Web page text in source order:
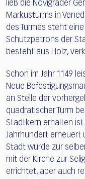
ließ die Novigrader
Markusturms in
des Turmes steht
Schutzpatrons der
besteht aus Holz,
Schon im Jahr 1149
Neue
an Stelle der
quadratischer Turm
Stadtkern erhalten
Jahrhundert erneuert
Stadt wurde zur
mit der Kirche zur
errichtet, aber auch